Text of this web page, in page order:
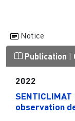
Notice
Publication |
2022
observation